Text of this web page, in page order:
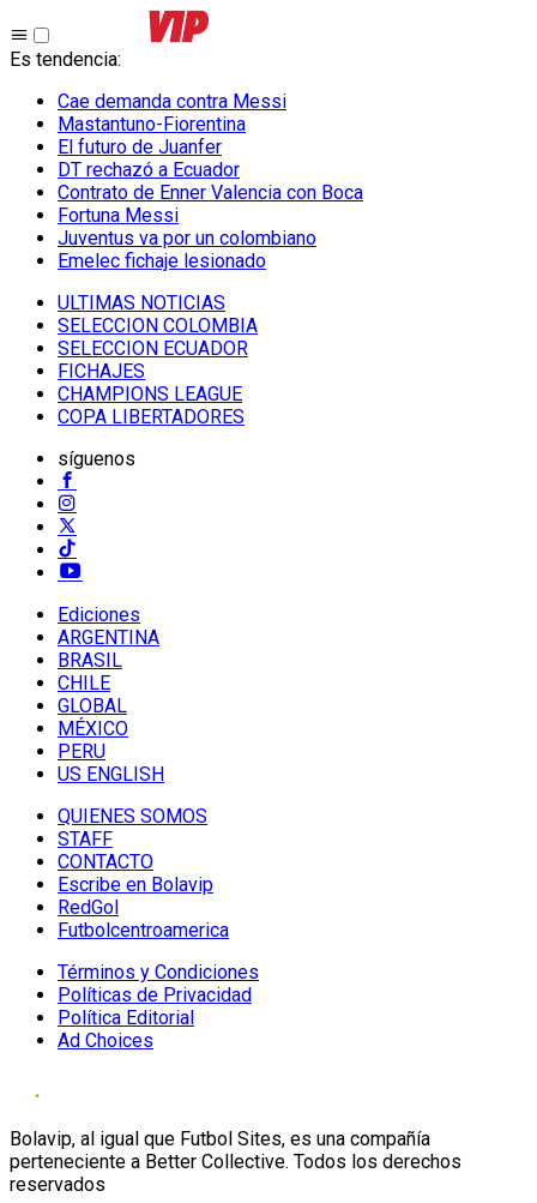
Es tendencia:
Cae demanda contra Messi
Mastantuno-Fiorentina
El futuro de Juanfer
DT rechazó a Ecuador
Contrato de Enner Valencia con Boca
Fortuna Messi
Juventus va por un colombiano
Emelec fichaje lesionado
ULTIMAS NOTICIAS
SELECCION COLOMBIA
SELECCION ECUADOR
FICHAJES
CHAMPIONS LEAGUE
COPA LIBERTADORES
síguenos
Ediciones
ARGENTINA
BRASIL
CHILE
GLOBAL
MÉXICO
PERU
US ENGLISH
QUIENES SOMOS
STAFF
CONTACTO
Escribe en Bolavip
RedGol
Futbolcentroamerica
Términos y Condiciones
Políticas de Privacidad
Política Editorial
Ad Choices
Bolavip, al igual que Futbol Sites, es una compañía
perteneciente a Better Collective. Todos los derechos
reservados